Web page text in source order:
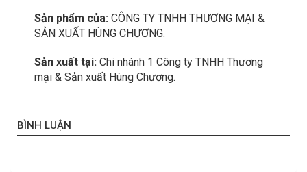
Sản phẩm của: CÔNG TY TNHH THƯƠNG MẠI &
SẢN XUẤT HÙNG CHƯƠNG.
Sản xuất tại: Chi nhánh 1 Công ty TNHH Thương
mại & Sản xuất Hùng Chương.
BÌNH LUẬN